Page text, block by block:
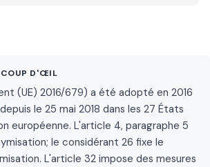
COUP D'ŒIL
(UE) 2016/679) a été adopté en 2016
le 25 mai 2018 dans les 27 États
européenne. L'article 4, paragraphe 5
le considérant 26 fixe le
L'article 32 impose des mesures